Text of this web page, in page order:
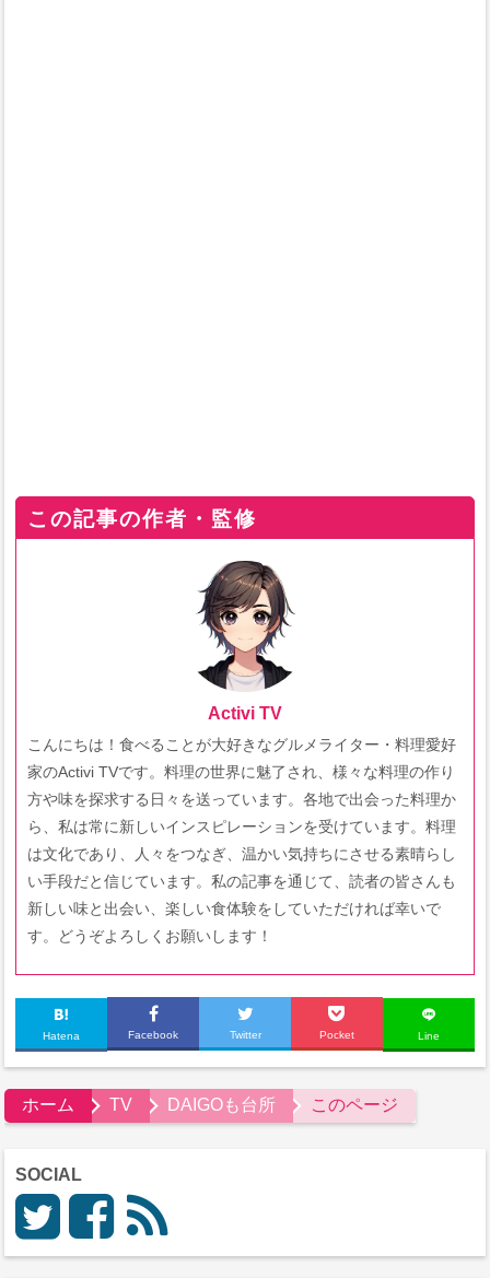
この記事の作者・監修
Activi TV
こんにちは！食べることが大好きなグルメライター・料理愛好
家のActivi TVです。料理の世界に魅了され、様々な料理の作り
方や味を探求する日々を送っています。各地で出会った料理か
ら、私は常に新しいインスピレーションを受けています。料理
は文化であり、人々をつなぎ、温かい気持ちにさせる素晴らし
い手段だと信じています。私の記事を通じて、読者の皆さんも
新しい味と出会い、楽しい食体験をしていただければ幸いで
す。どうぞよろしくお願いします！
Hatena Facebook Twitter Pocket Line
ホーム TV DAIGOも台所 このページ
SOCIAL